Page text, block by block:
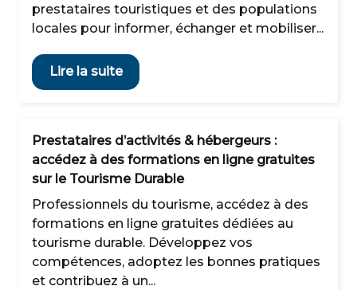
prestataires touristiques et des populations
locales pour informer, échanger et mobiliser...
Lire la suite
Prestataires d’activités & hébergeurs :
accédez à des formations en ligne gratuites
sur le Tourisme Durable
Professionnels du tourisme, accédez à des
formations en ligne gratuites dédiées au
tourisme durable. Développez vos
compétences, adoptez les bonnes pratiques
et contribuez à un...